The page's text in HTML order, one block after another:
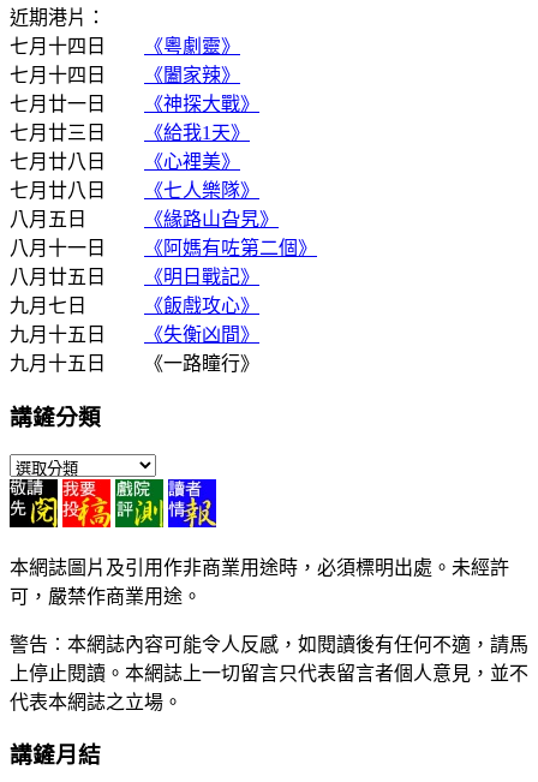
近期港片：
七月十四日
《粵劇靈》
七月十四日
《闔家辣》
七月廿一日
《神探大戰》
七月廿三日
《給我1天》
七月廿八日
《心裡美》
七月廿八日
《七人樂隊》
八月五日
《緣路山旮旯》
八月十一日
《阿媽有咗第二個》
八月廿五日
《明日戰記》
九月七日
《飯戲攻心》
九月十五日
《失衡凶間》
九月十五日 《一路瞳行》
講鏟分類
講
鏟
分
類
本網誌圖片及引用作非商業用途時，必須標明出處。未經許
可，嚴禁作商業用途。
警告︰本網誌內容可能令人反感，如閱讀後有任何不適，請馬
上停止閱讀。本網誌上一切留言只代表留言者個人意見，並不
代表本網誌之立場。
講鏟月結